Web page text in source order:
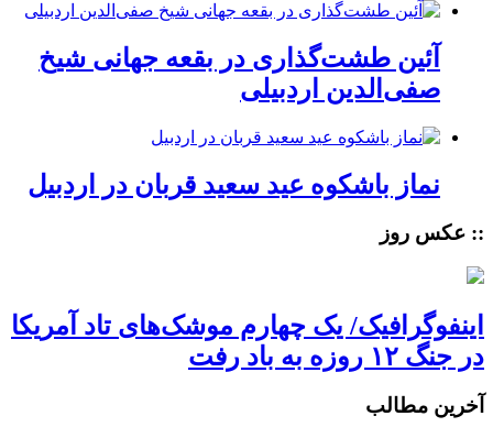
آئین طشت‌گذاری در بقعه جهانی شیخ
صفی‌الدین اردبیلی
نماز باشکوه عید سعید قربان در اردبیل
:: عکس روز
اینفوگرافیک/ یک چهارم موشک‌های تاد آمریکا
در جنگ ۱۲ روزه به باد رفت
آخرین مطالب